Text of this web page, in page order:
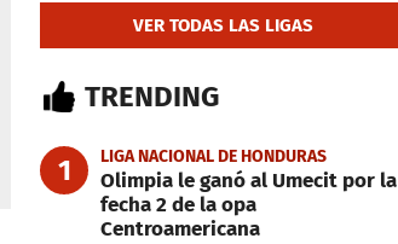
VER TODAS LAS LIGAS
TRENDING
1 LIGA NACIONAL DE HONDURAS
Olimpia le ganó al Umecit por la
fecha 2 de la opa
Centroamericana